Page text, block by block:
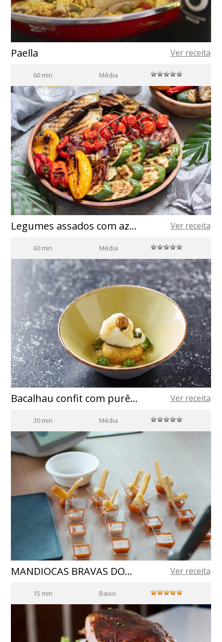
Paella Ver receita
60 min Média
Legumes assados com azeite de oliva extra virgem da Espanha Ver receita
60 min Média
Bacalhau confit com purê de ervilha e legumes braseados Ver receita
30 min Média
MANDIOCAS BRAVAS DOURADAS NO AZEITE DE OLIVA DA ESPANHA Ver receita
15 min Baixo